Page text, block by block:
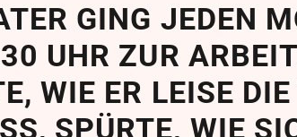
GING JEDEN
UHR ZUR
WIE ER LEISE
SPÜRTE, WIE